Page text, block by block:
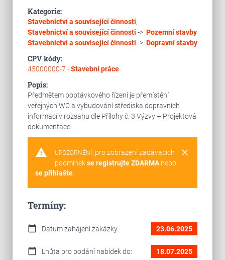
Kategorie:
Stavebnictví a související činnosti,
Stavebnictví a související činnosti -> Pozemní stavby
Stavebnictví a související činnosti -> Dopravní stavby
CPV kódy:
45000000-7 -Stavební práce
Popis:
Předmětem poptávkového řízení je přemístění
veřejných WC a vybudování střediska dopravních
informací v rozsahu dle Přílohy č. 3 Výzvy – Projektová
dokumentace.
warning clear
UPOZORNĚNÍ: pro zobrazení zadávacích
podmínekse registrujte ZDARMAnebo
se přihlašte.
Termíny:
calendar_today Datum zahájení zakázky: 23.06.2025
calendar_today Lhůta pro podání nabídek do: 18.07.2025